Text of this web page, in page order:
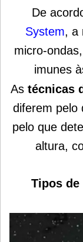
De
System, a
micro-
imunes
As técnicas
diferem pelo
pelo que
altura,
Tipos